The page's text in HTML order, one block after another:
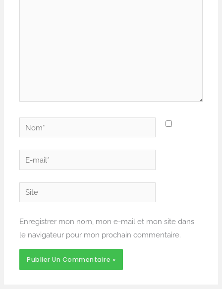
Nom*
E-
mail*
Site
Enregistrer mon nom, mon e-mail et mon site dans
le navigateur pour mon prochain commentaire.